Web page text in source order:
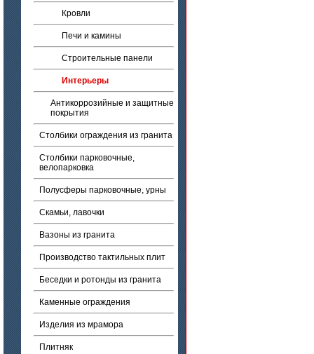
Кровли
Печи и камины
Строительные панели
Интерьеры
Антикоррозийные и защитные
покрытия
Столбики ограждения из гранита
Столбики парковочные,
велопарковка
Полусферы парковочные, урны
Скамьи, лавочки
Вазоны из гранита
Производство тактильных плит
Беседки и ротонды из гранита
Каменные ограждения
Изделия из мрамора
Плитняк